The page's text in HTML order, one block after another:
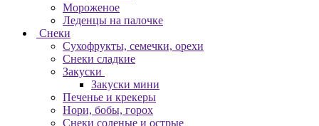
Мороженое
Леденцы на палочке
Снеки
Сухофрукты, семечки, орехи
Снеки сладкие
Закуски
Закуски мини
Печенье и крекеры
Нори, бобы, горох
Снеки соленые и острые